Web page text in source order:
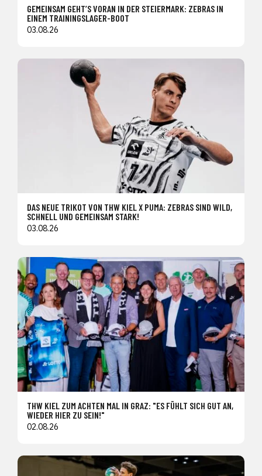
GEMEINSAM GEHT’S VORAN IN DER STEIERMARK: ZEBRAS IN
EINEM TRAININGSLAGER-BOOT
03.08.26
DAS NEUE TRIKOT VON THW KIEL X PUMA: ZEBRAS SIND WILD,
SCHNELL UND GEMEINSAM STARK!
03.08.26
THW KIEL ZUM ACHTEN MAL IN GRAZ: "ES FÜHLT SICH GUT AN,
WIEDER HIER ZU SEIN!"
02.08.26